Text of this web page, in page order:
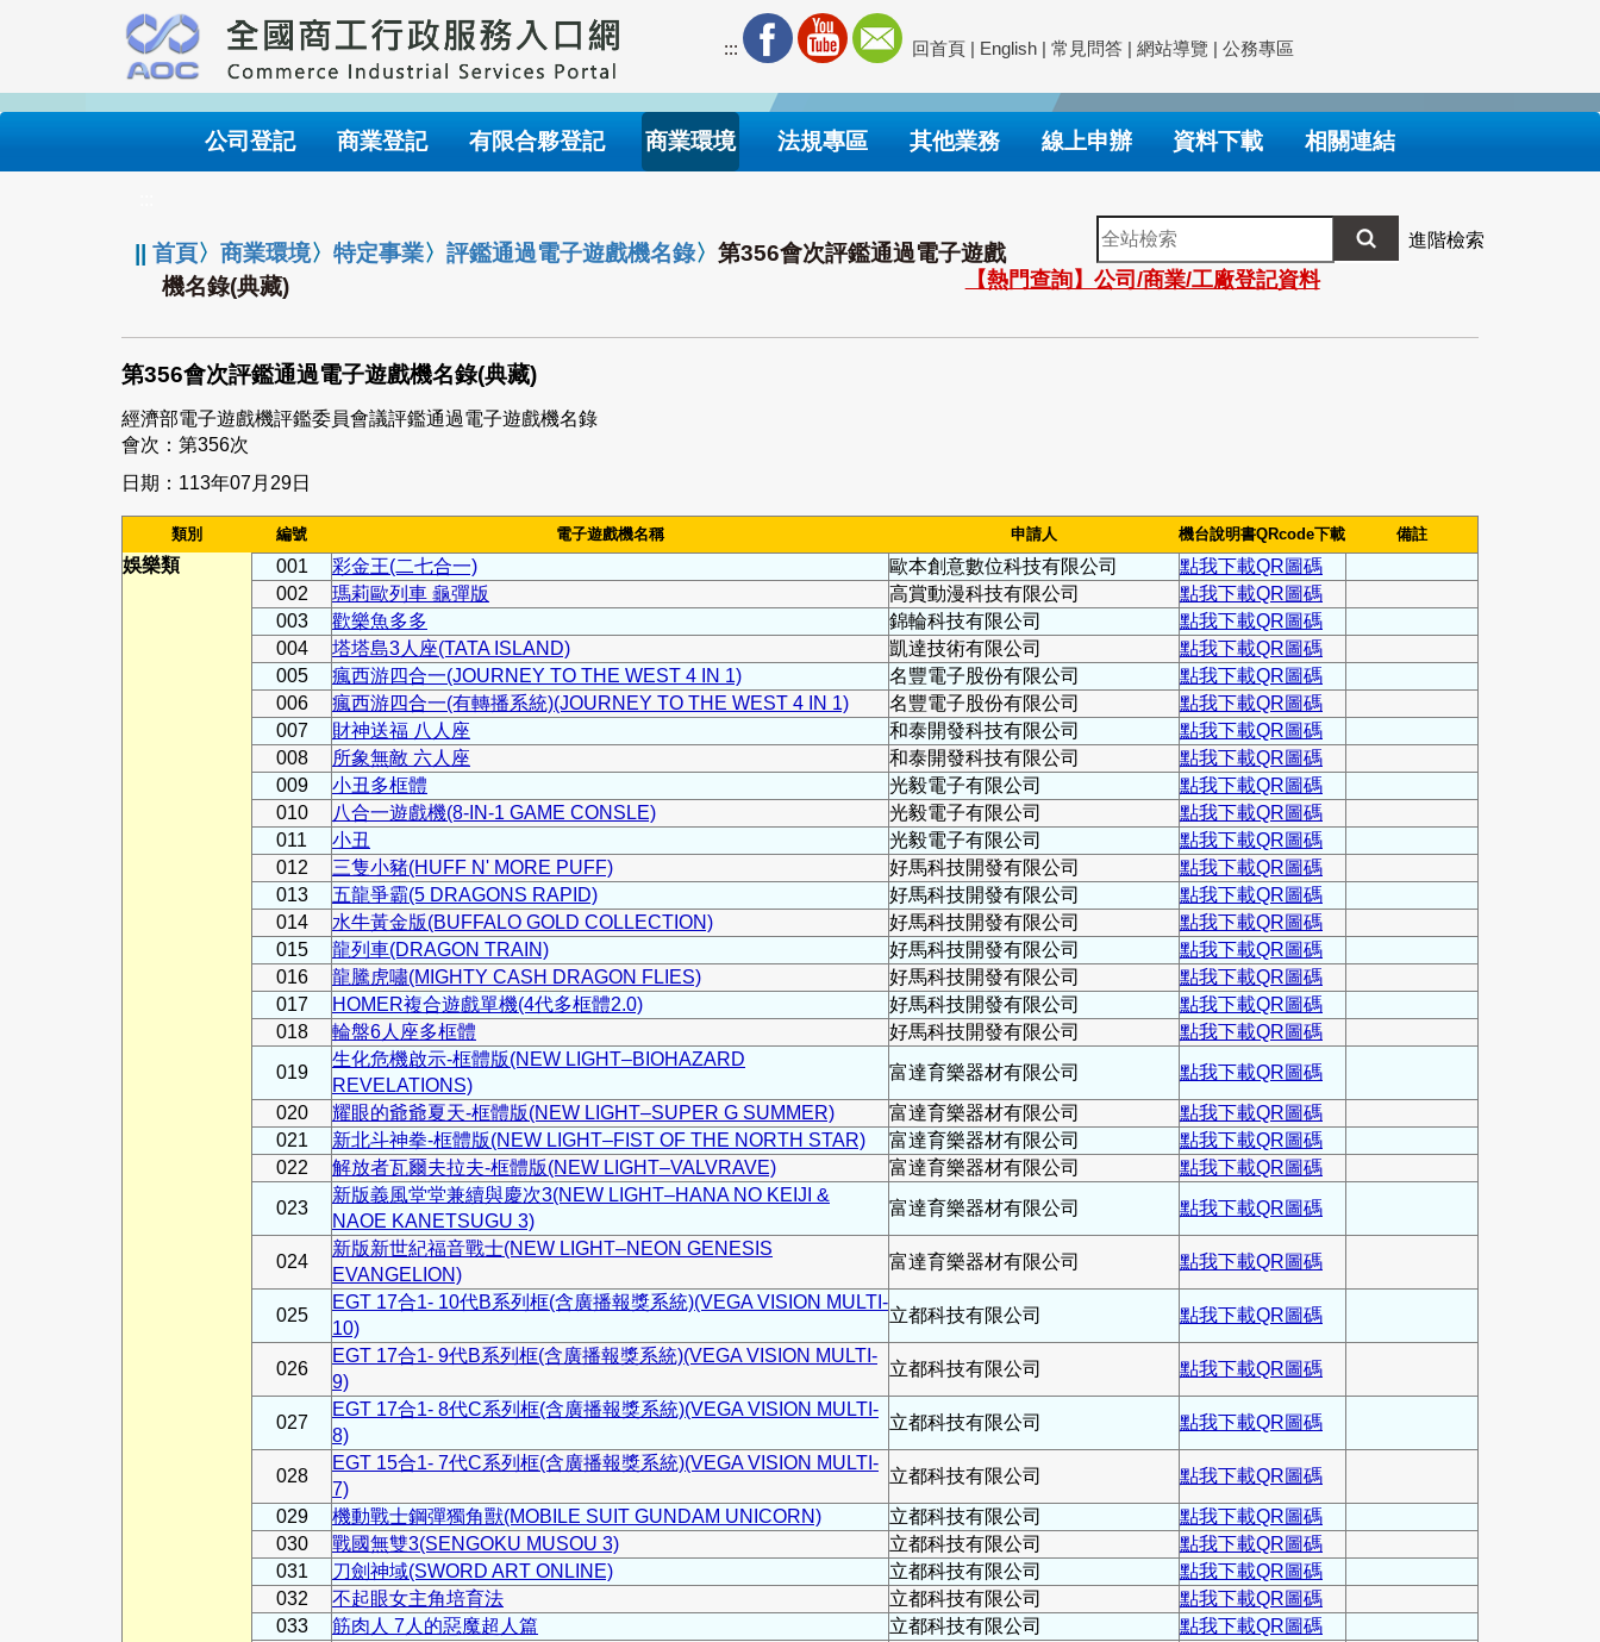
要
內
::: 回首頁 | English | 常見問答 | 網站導覽 | 公務專區
公司登記 商業登記 有限合夥登記 商業環境 法規專區 其他業務 線上申辦 資料下載 相關連結
||首頁〉商業環境〉特定事業〉評鑑通過電子遊戲機名錄〉第356會次評鑑通過電子遊戲
機名錄(典藏)
全
站
檢
進階檢索
【熱門查詢】公司/商業/工廠登記資料
第356會次評鑑通過電子遊戲機名錄(典藏)
經濟部電子遊戲機評鑑委員會議評鑑通過電子遊戲機名錄
會次：第356次
日期：113年07月29日
類別 編號 電子遊戲機名稱 申請人 機台說明書QRcode下載 備註
娛樂類 001 彩金王(二七合一) 歐本創意數位科技有限公司
點我下載QR圖碼
002
瑪莉歐列車 龜彈版 高賞動漫科技有限公司
點我下載QR圖碼
003
歡樂魚多多 錦輪科技有限公司
點我下載QR圖碼
004
塔塔島3人座(TATA ISLAND) 凱達技術有限公司
點我下載QR圖碼
005
瘋西游四合一(JOURNEY TO THE WEST 4 IN 1) 名豐電子股份有限公司
點我下載QR圖碼
006
瘋西游四合一(有轉播系統)(JOURNEY TO THE WEST 4 IN 1) 名豐電子股份有限公司
點我下載QR圖碼
007
財神送福 八人座 和泰開發科技有限公司
點我下載QR圖碼
008
所象無敵 六人座 和泰開發科技有限公司
點我下載QR圖碼
009
小丑多框體 光毅電子有限公司
點我下載QR圖碼
010
八合一遊戲機(8-IN-1 GAME CONSLE) 光毅電子有限公司
點我下載QR圖碼
011
小丑 光毅電子有限公司
點我下載QR圖碼
012
三隻小豬(HUFF N' MORE PUFF) 好馬科技開發有限公司
點我下載QR圖碼
013
五龍爭霸(5 DRAGONS RAPID) 好馬科技開發有限公司
點我下載QR圖碼
014
水牛黃金版(BUFFALO GOLD COLLECTION) 好馬科技開發有限公司
點我下載QR圖碼
015
龍列車(DRAGON TRAIN) 好馬科技開發有限公司
點我下載QR圖碼
016
龍騰虎嘯(MIGHTY CASH DRAGON FLIES) 好馬科技開發有限公司
點我下載QR圖碼
017
HOMER複合遊戲單機(4代多框體2.0) 好馬科技開發有限公司
點我下載QR圖碼
018
輪盤6人座多框體 好馬科技開發有限公司
點我下載QR圖碼
019
生化危機啟示-框體版(NEW LIGHT–BIOHAZARD
REVELATIONS)
富達育樂器材有限公司
點我下載QR圖碼
020
耀眼的爺爺夏天-框體版(NEW LIGHT–SUPER G SUMMER) 富達育樂器材有限公司
點我下載QR圖碼
021
新北斗神拳-框體版(NEW LIGHT–FIST OF THE NORTH STAR) 富達育樂器材有限公司
點我下載QR圖碼
022
解放者瓦爾夫拉夫-框體版(NEW LIGHT–VALVRAVE) 富達育樂器材有限公司
點我下載QR圖碼
023
新版義風堂堂兼續與慶次3(NEW LIGHT–HANA NO KEIJI &
NAOE KANETSUGU 3)
富達育樂器材有限公司 點我下載QR圖碼
024
新版新世紀福音戰士(NEW LIGHT–NEON GENESIS
EVANGELION)
富達育樂器材有限公司 點我下載QR圖碼
025
EGT 17合1- 10代B系列框(含廣播報獎系統)(VEGA VISION MULTI-
10)
立都科技有限公司 點我下載QR圖碼
026
EGT 17合1- 9代B系列框(含廣播報獎系統)(VEGA VISION MULTI-
9)
立都科技有限公司 點我下載QR圖碼
027
EGT 17合1- 8代C系列框(含廣播報獎系統)(VEGA VISION MULTI-
8)
立都科技有限公司 點我下載QR圖碼
028
EGT 15合1- 7代C系列框(含廣播報獎系統)(VEGA VISION MULTI-
7)
立都科技有限公司
點我下載QR圖碼
029
機動戰士鋼彈獨角獸(MOBILE SUIT GUNDAM UNICORN) 立都科技有限公司
點我下載QR圖碼
030
戰國無雙3(SENGOKU MUSOU 3) 立都科技有限公司
點我下載QR圖碼
031
刀劍神域(SWORD ART ONLINE) 立都科技有限公司
點我下載QR圖碼
032
不起眼女主角培育法 立都科技有限公司
點我下載QR圖碼
033
筋肉人 7人的惡魔超人篇 立都科技有限公司
點我下載QR圖碼